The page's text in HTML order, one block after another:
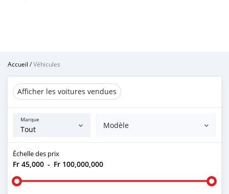
Accueil /Véhicules
Afficher les voitures vendues
Marque
Modèle
Échelle des prix
Fr 45,000 - Fr 100,000,000